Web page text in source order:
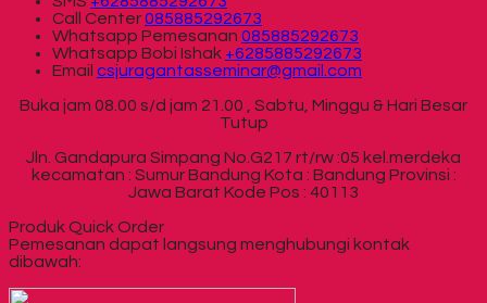
Call Center085885292673
Whatsapp Pemesanan 085885292673
Whatsapp Bobi Ishak +6285885292673
Email csjuragantasseminar@gmail.com
Buka jam 08.00 s/d jam 21.00 , Sabtu, Minggu & Hari Besar
Tutup
Jln. Gandapura Simpang No.G217 rt/rw :05 kel.merdeka
kecamatan : Sumur Bandung Kota : Bandung Provinsi :
Jawa Barat Kode Pos : 40113
Produk Quick Order
Pemesanan dapat langsung menghubungi kontak
dibawah: